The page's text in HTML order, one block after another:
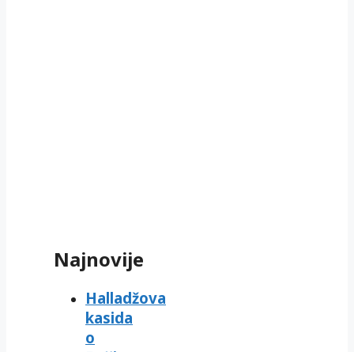
Najnovije
Halladžova
kasida
o